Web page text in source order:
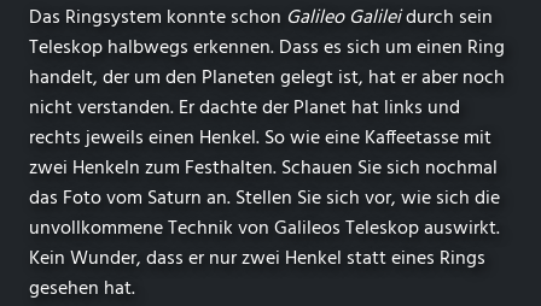
Das Ringsystem konnte schon Galileo Galileidurch sein
Teleskop halbwegs erkennen. Dass es sich um einen Ring
handelt, der um den Planeten gelegt ist, hat er aber noch
nicht verstanden. Er dachte der Planet hat links und
rechts jeweils einen Henkel. So wie eine Kaffeetasse mit
zwei Henkeln zum Festhalten. Schauen Sie sich nochmal
das Foto vom Saturn an. Stellen Sie sich vor, wie sich die
unvollkommene Technik von Galileos Teleskop auswirkt.
Kein Wunder, dass er nur zwei Henkel statt eines Rings
gesehen hat.